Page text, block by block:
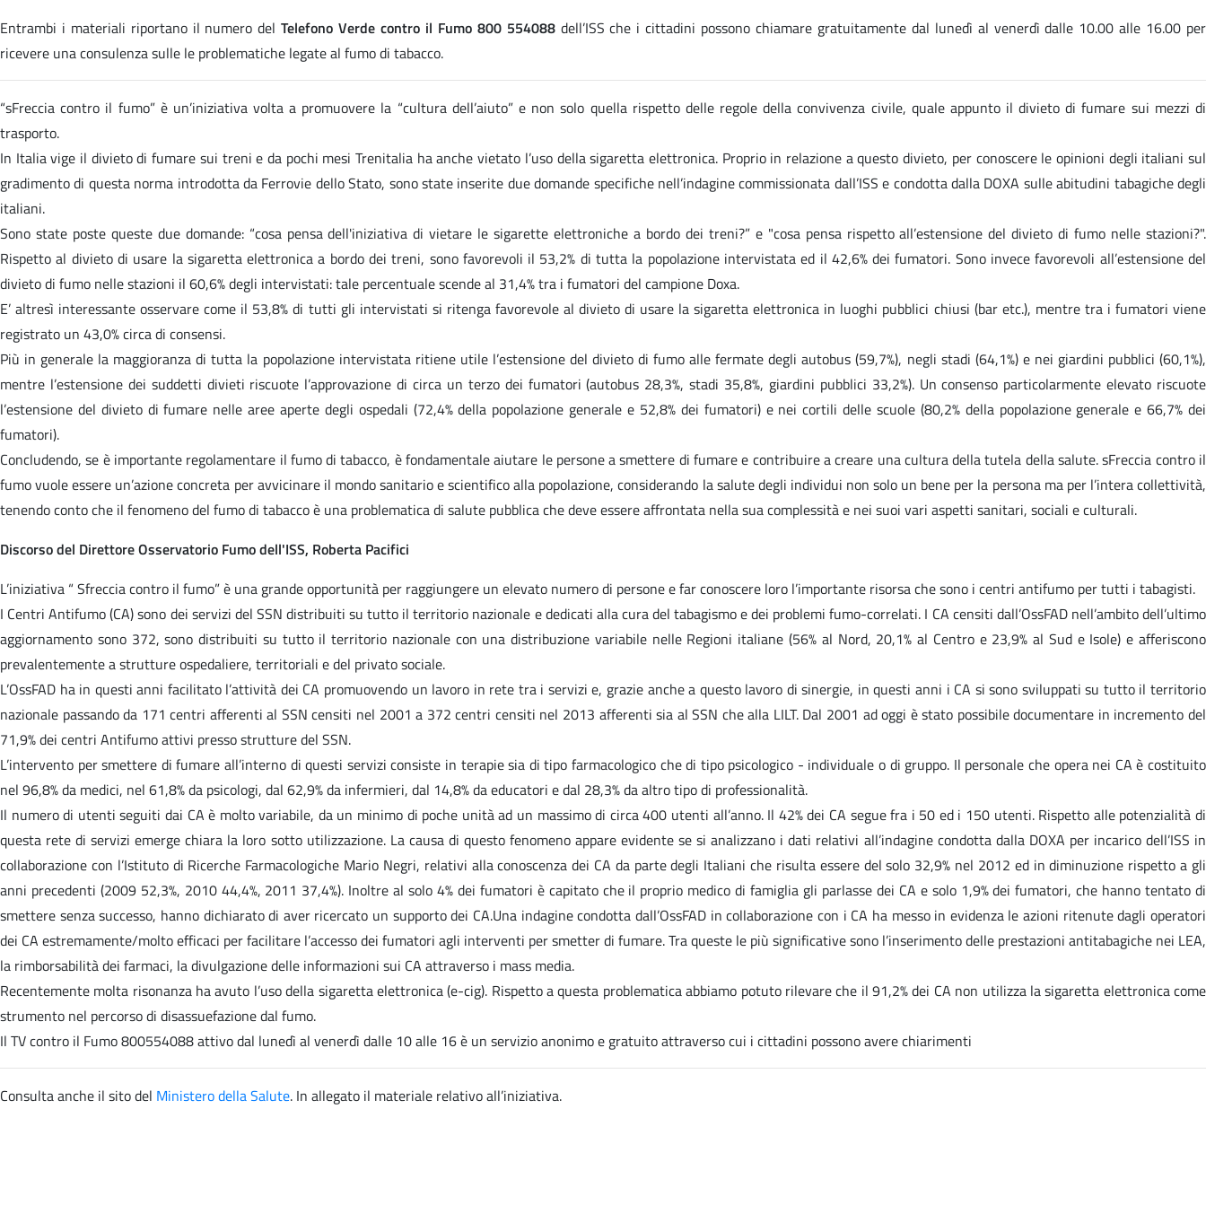
Entrambi i materiali riportano il numero delTelefono Verde contro il Fumo 800 554088dell’ISS che i cittadini possono chiamare gratuitamente dal lunedì al venerdì dalle 10.00 alle 16.00 per
ricevere una consulenza sulle le problematiche legate al fumo di tabacco.
“sFreccia contro il fumo” è un’iniziativa volta a promuovere la “cultura dell’aiuto” e non solo quella rispetto delle regole della convivenza civile, quale appunto il divieto di fumare sui mezzi di
trasporto.
In Italia vige il divieto di fumare sui treni e da pochi mesi Trenitalia ha anche vietato l’uso della sigaretta elettronica. Proprio in relazione a questo divieto, per conoscere le opinioni degli italiani sul
gradimento di questa norma introdotta da Ferrovie dello Stato, sono state inserite due domande specifiche nell’indagine commissionata dall’ISS e condotta dalla DOXA sulle abitudini tabagiche degli
italiani.
Sono state poste queste due domande: “cosa pensa dell'iniziativa di vietare le sigarette elettroniche a bordo dei treni?” e "cosa pensa rispetto all’estensione del divieto di fumo nelle stazioni?".
Rispetto al divieto di usare la sigaretta elettronica a bordo dei treni, sono favorevoli il 53,2% di tutta la popolazione intervistata ed il 42,6% dei fumatori. Sono invece favorevoli all’estensione del
divieto di fumo nelle stazioni il 60,6% degli intervistati: tale percentuale scende al 31,4% tra i fumatori del campione Doxa.
E’ altresì interessante osservare come il 53,8% di tutti gli intervistati si ritenga favorevole al divieto di usare la sigaretta elettronica in luoghi pubblici chiusi (bar etc.), mentre tra i fumatori viene
registrato un 43,0% circa di consensi.
Più in generale la maggioranza di tutta la popolazione intervistata ritiene utile l’estensione del divieto di fumo alle fermate degli autobus (59,7%), negli stadi (64,1%) e nei giardini pubblici (60,1%),
mentre l’estensione dei suddetti divieti riscuote l’approvazione di circa un terzo dei fumatori (autobus 28,3%, stadi 35,8%, giardini pubblici 33,2%). Un consenso particolarmente elevato riscuote
l’estensione del divieto di fumare nelle aree aperte degli ospedali (72,4% della popolazione generale e 52,8% dei fumatori) e nei cortili delle scuole (80,2% della popolazione generale e 66,7% dei
fumatori).
Concludendo, se è importante regolamentare il fumo di tabacco, è fondamentale aiutare le persone a smettere di fumare e contribuire a creare una cultura della tutela della salute. sFreccia contro il
fumo vuole essere un’azione concreta per avvicinare il mondo sanitario e scientifico alla popolazione, considerando la salute degli individui non solo un bene per la persona ma per l’intera collettività,
tenendo conto che il fenomeno del fumo di tabacco è una problematica di salute pubblica che deve essere affrontata nella sua complessità e nei suoi vari aspetti sanitari, sociali e culturali.
Discorso del Direttore Osservatorio Fumo dell'ISS, Roberta Pacifici
L’iniziativa “ Sfreccia contro il fumo” è una grande opportunità per raggiungere un elevato numero di persone e far conoscere loro l’importante risorsa che sono i centri antifumo per tutti i tabagisti.
I Centri Antifumo (CA) sono dei servizi del SSN distribuiti su tutto il territorio nazionale e dedicati alla cura del tabagismo e dei problemi fumo-correlati. I CA censiti dall’OssFAD nell’ambito dell’ultimo
aggiornamento sono 372, sono distribuiti su tutto il territorio nazionale con una distribuzione variabile nelle Regioni italiane (56% al Nord, 20,1% al Centro e 23,9% al Sud e Isole) e afferiscono
prevalentemente a strutture ospedaliere, territoriali e del privato sociale.
L’OssFAD ha in questi anni facilitato l’attività dei CA promuovendo un lavoro in rete tra i servizi e, grazie anche a questo lavoro di sinergie, in questi anni i CA si sono sviluppati su tutto il territorio
nazionale passando da 171 centri afferenti al SSN censiti nel 2001 a 372 centri censiti nel 2013 afferenti sia al SSN che alla LILT. Dal 2001 ad oggi è stato possibile documentare in incremento del
71,9% dei centri Antifumo attivi presso strutture del SSN.
L’intervento per smettere di fumare all’interno di questi servizi consiste in terapie sia di tipo farmacologico che di tipo psicologico - individuale o di gruppo. Il personale che opera nei CA è costituito
nel 96,8% da medici, nel 61,8% da psicologi, dal 62,9% da infermieri, dal 14,8% da educatori e dal 28,3% da altro tipo di professionalità.
Il numero di utenti seguiti dai CA è molto variabile, da un minimo di poche unità ad un massimo di circa 400 utenti all’anno. Il 42% dei CA segue fra i 50 ed i 150 utenti. Rispetto alle potenzialità di
questa rete di servizi emerge chiara la loro sotto utilizzazione. La causa di questo fenomeno appare evidente se si analizzano i dati relativi all’indagine condotta dalla DOXA per incarico dell’ISS in
collaborazione con l’Istituto di Ricerche Farmacologiche Mario Negri, relativi alla conoscenza dei CA da parte degli Italiani che risulta essere del solo 32,9% nel 2012 ed in diminuzione rispetto a gli
anni precedenti (2009 52,3%, 2010 44,4%, 2011 37,4%). Inoltre al solo 4% dei fumatori è capitato che il proprio medico di famiglia gli parlasse dei CA e solo 1,9% dei fumatori, che hanno tentato di
smettere senza successo, hanno dichiarato di aver ricercato un supporto dei CA.Una indagine condotta dall’OssFAD in collaborazione con i CA ha messo in evidenza le azioni ritenute dagli operatori
dei CA estremamente/molto efficaci per facilitare l’accesso dei fumatori agli interventi per smetter di fumare. Tra queste le più significative sono l’inserimento delle prestazioni antitabagiche nei LEA,
la rimborsabilità dei farmaci, la divulgazione delle informazioni sui CA attraverso i mass media.
Recentemente molta risonanza ha avuto l’uso della sigaretta elettronica (e-cig). Rispetto a questa problematica abbiamo potuto rilevare che il 91,2% dei CA non utilizza la sigaretta elettronica come
strumento nel percorso di disassuefazione dal fumo.
Il TV contro il Fumo 800554088 attivo dal lunedì al venerdì dalle 10 alle 16 è un servizio anonimo e gratuito attraverso cui i cittadini possono avere chiarimenti
Consulta anche il sitodel Ministero della Salute. In allegato il materiale relativo all’iniziativa.